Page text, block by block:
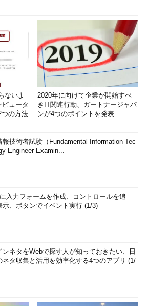
ないよ
ュータ
の方法
2020年に向けて企業が開始すべ
きIT関連行動、ガートナージャパ
ンが4つのポイントを発表
報技術者試験（Fundamental Information Tec
Engineer Examin...
入力フォームを作成、コントロールを追
示、ボタンでイベント実行 (1/3)
ンネタをWebで探す人が知っておきたい、日
ネタ収集と活用を効率化する4つのアプリ (1/